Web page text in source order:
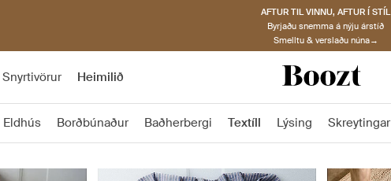
AFTUR TIL VINNU, AFTUR Í STÍL
Byrjaðu snemma á nýju árstíð
Smelltu & verslaðu núna→
Snyrtivörur Heimilið
Eldhús Borðbúnaður Baðherbergi Textíll Lýsing Skreytingar